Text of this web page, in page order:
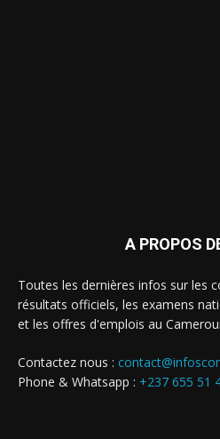
A PROPOS
Toutes les dernières infos sur les
résultats officiels, les examens
et les offres d'emplois au
Contactez nous :
Phone & Whatsapp : +237 655 51